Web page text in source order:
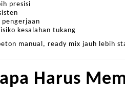
presisi
kesalahan tukang
manual, ready mix jauh lebih
Harus